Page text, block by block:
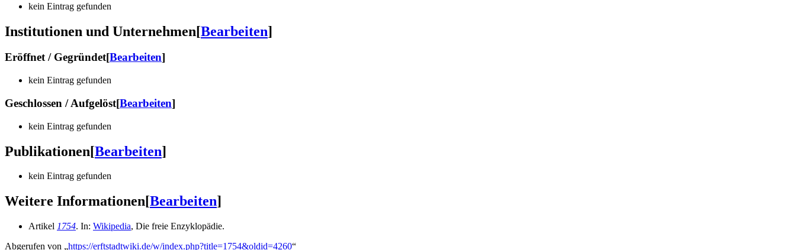
kein Eintrag gefunden
Institutionen und Unternehmen[Bearbeiten]
Eröffnet / Gegründet[Bearbeiten]
kein Eintrag gefunden
Geschlossen / Aufgelöst[Bearbeiten]
kein Eintrag gefunden
Publikationen[Bearbeiten]
kein Eintrag gefunden
Weitere Informationen[Bearbeiten]
Artikel 1754. In: Wikipedia, Die freie Enzyklopädie.
Abgerufen von „https://erftstadtwiki.de/w/index.php?title=1754&oldid=4260“